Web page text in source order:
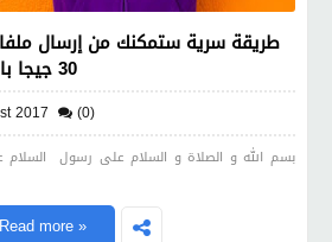
طريقة سرية ستمكنك من إرسال
30 جيجا بايت || ستشكرني كثيرا
2017 (0)
بسم الله و الصلاة و السلام على رسول السلام
Read more »